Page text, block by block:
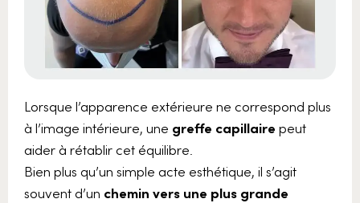
Lorsque l’apparence extérieure ne correspond plus
à l’image intérieure, une greffe capillaire peut
aider à rétablir cet équilibre.
Bien plus qu’un simple acte esthétique, il s’agit
souvent d’un chemin vers une plus grande